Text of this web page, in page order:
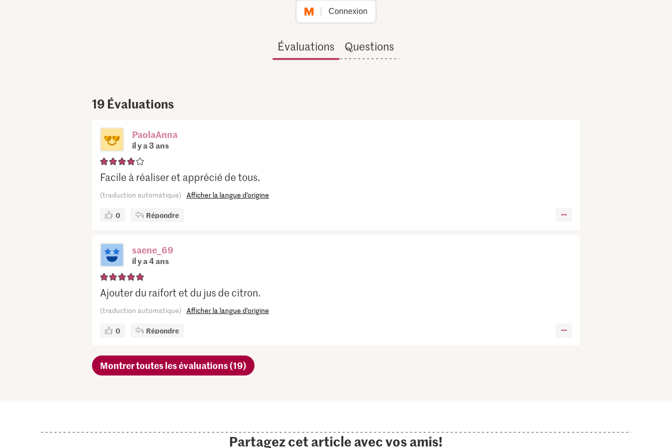
Connexion
Évaluations Questions
19 Évaluations
PaolaAnna
il y a 3 ans
Facile à réaliser et apprécié de tous.
(traduction automatique) Afficher la langue d’origine
0 Répondre
saene_69
il y a 4 ans
Ajouter du raifort et du jus de citron.
(traduction automatique) Afficher la langue d’origine
0 Répondre
Montrer toutes les évaluations (19)
Partagez cet article avec vos amis!